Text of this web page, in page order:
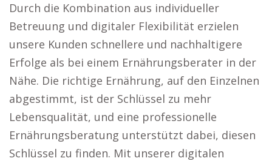
Durch die Kombination aus individueller
Betreuung und digitaler Flexibilität erzielen
unsere Kunden schnellere und nachhaltigere
Erfolge als bei einem Ernährungsberater in der
Nähe. Die richtige Ernährung, auf den Einzelnen
abgestimmt, ist der Schlüssel zu mehr
Lebensqualität, und eine professionelle
Ernährungsberatung unterstützt dabei, diesen
Schlüssel zu finden. Mit unserer digitalen